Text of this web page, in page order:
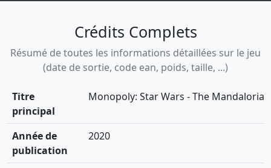
Crédits Complets
Résumé de toutes les informations détaillées sur le jeu
(date de sortie, code ean, poids, taille, ...)
Titre
principal
Monopoly: Star Wars - The Mandalorian
Année de
publication
2020